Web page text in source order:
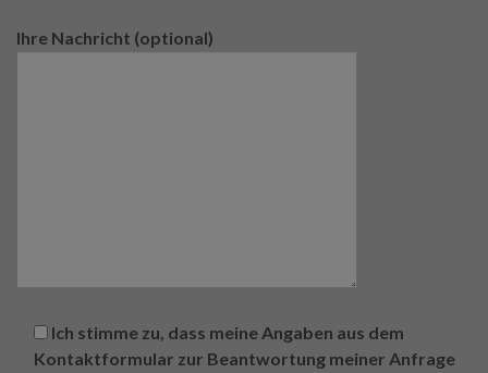
Ihre Nachricht (optional)
Ich stimme zu, dass meine Angaben aus dem
Kontaktformular zur Beantwortung meiner Anfrage